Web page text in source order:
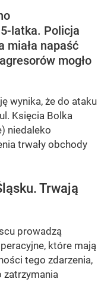
latka. Policja
miała napaść
mogło
wynika, że do ataku
Księcia Bolka
niedaleko
trwały obchody
Trwają
prowadzą
które mają
tego zdarzenia,
zatrzymania